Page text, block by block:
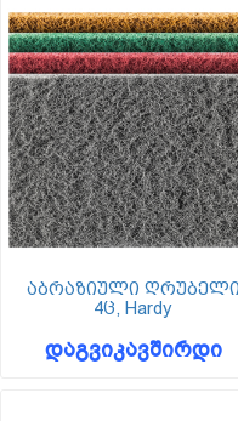
აბრაზიული ღრუბელი
4ც, Hardy
დაგვიკავშირდი